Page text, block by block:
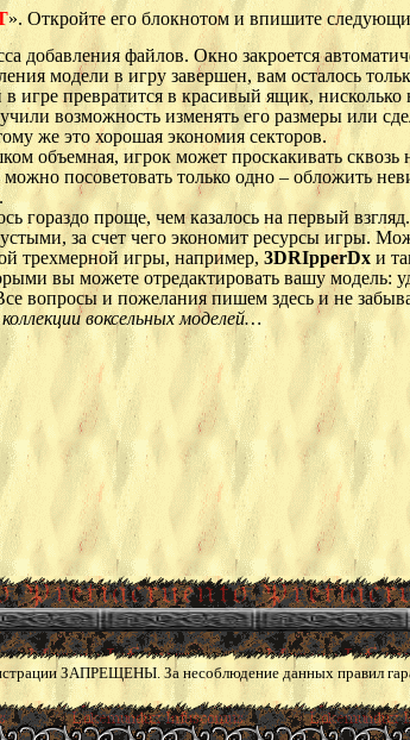
». Откройте его блокнотом и впишите
добавления файлов. Окно закроется
модели в игру завершен, вам осталось
игре превратится в красивый ящик,
возможность изменять его размеры или
же это хорошая экономия секторов.
объемная, игрок может проскакивать сквозь
посоветовать только одно – обложить
гораздо проще, чем казалось на первый
за счет чего экономит ресурсы игры.
трехмерной игры, например, 3DRIpperDx и
вы можете отредактировать вашу модель:
вопросы и пожелания пишем здесь и не
воксельных моделей…
ЗАПРЕЩЕНЫ. За несоблюдение данных правил